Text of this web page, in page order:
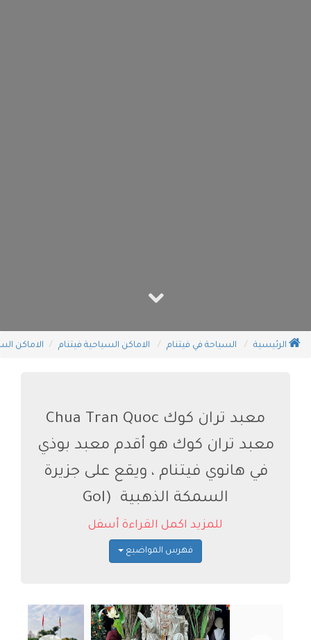
الرئيسية السياحة في فيتنام الاماكن السياحية فيتنام الاماكن
معبد تران كوك Chua Tran Quoc
معبد تران كوك هو أقدم معبد بوذي
في هانوي فيتنام ، ويقع على جزيرة
السمكة الذهبية (Gol
للمزيد اكمل القراءة أسفل
فهرس المواضيع